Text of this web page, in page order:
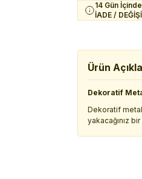
14 Gün
İADE /
Ürün
Dekoratif
Dekoratif metal
yakacağınız